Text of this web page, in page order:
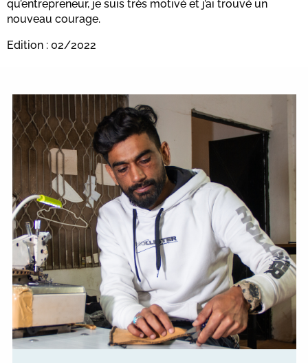
qu’entrepreneur, je suis très motivé et j’ai trouvé un
nouveau courage.
Edition : 02/2022